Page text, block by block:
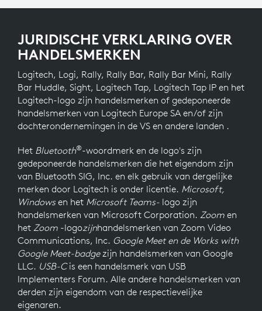
JURIDISCHE VERKLARING OVER
HANDELSMERKEN
Logitech, Logi, Rally, Rally Bar, Rally Bar Mini, Rally
Bar Huddle, Sight, Logitech Tap, Logitech Tap IP en het
Logitech-logo zijn handelsmerken of gedeponeerde
handelsmerken van Logitech Europe SA en/of zijn
dochterondernemingen in de VS en andere landen .
Het Bluetooth®-woordmerk en de logo's zijn
gedeponeerde handelsmerken die het eigendom zijn
van Bluetooth SIG, Inc. en elk gebruik van dergelijke
merken door Logitech is onder licentie. Microsoft,
Windowsen het Microsoft Teams- logo zijn
handelsmerken van Microsoft Corporation. Zoom en
het Zoom -logozijnhandelsmerken van Zoom Video
Communications, Inc. Google Meet en de Works with
Google Meet-badgezijn handelsmerken van Google
LLC. USB-Cis een handelsmerk van USB
Implementers Forum. Alle andere handelsmerken van
derden zijn eigendom van de respectievelijke
eigenaren.